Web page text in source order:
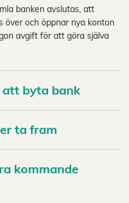
banken avslutas, att
över och öppnar nya konton
avgift för att göra själva
byta bank
ta fram
kommande